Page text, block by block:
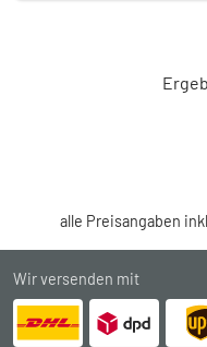
alle Preisangaben
Wir versenden mit